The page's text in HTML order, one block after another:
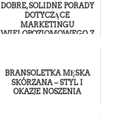
DOBRE, SOLIDNE PORADY
DOTYCZĄCE
MARKETINGU
WIELOPOZIOMOWEGO, Z
BRANSOLETKA MĘSKA
SKÓRZANA – STYL I
OKAZJE NOSZENIA